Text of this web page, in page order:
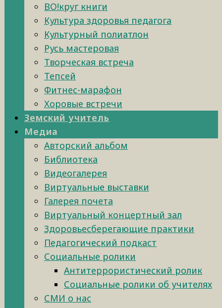
ВО!круг книги
Культура здоровья педагога
Культурный полиатлон
Русь мастеровая
Творческая встреча
Тепсей
Фитнес-марафон
Хоровые встречи
Земский учитель
Медиа
Авторский альбом
Библиотека
Видеогалерея
Виртуальные выставки
Галерея почета
Виртуальный концертный зал
Здоровьесберегающие практики
Педагогический подкаст
Социальные ролики
Антитеррористический ролик
Социальные ролики об учителях
СМИ о нас